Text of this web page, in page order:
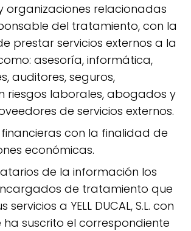
organizaciones relacionadas
del tratamiento, con la
prestar servicios externos a la
asesoría, informática,
auditores, seguros,
riesgos laborales, abogados y
de servicios externos.
con la finalidad de
económicas.
de la información los
de tratamiento que
servicios a YELL DUCAL, S.L. con
ha suscrito el correspondiente